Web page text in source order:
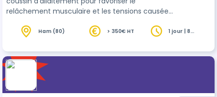
relâchement musculaire et les tensions causées
Ham (80) > 350€ HT
1 jour | 8